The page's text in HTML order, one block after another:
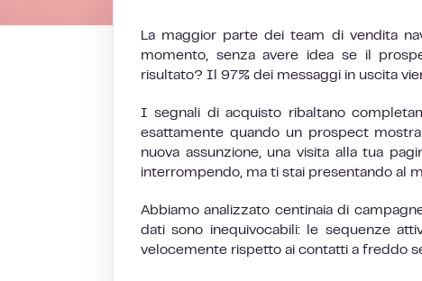
La maggior parte dei team di vendita
momento, senza avere idea se il
risultato? Il 97% dei messaggi in uscita
I segnali di acquisto ribaltano
esattamente quando un prospect
nuova assunzione, una visita alla tua
interrompendo, ma ti stai presentando al
Abbiamo analizzato centinaia di
dati sono inequivocabili: le sequenze
velocemente rispetto ai contatti a freddo